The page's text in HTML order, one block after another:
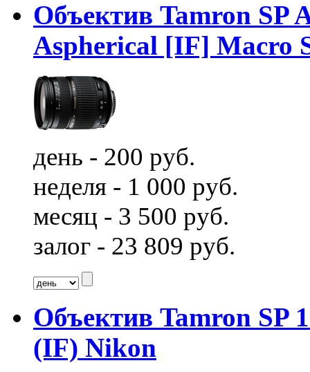
Объектив Tamron SP
Aspherical [IF] Macro
день - 200 руб.
неделя - 1 000 руб.
месяц - 3 500 руб.
залог - 23 809 руб.
Объектив Tamron SP
(IF) Nikon